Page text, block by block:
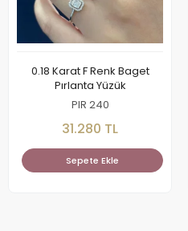
0.18 Karat F Renk Baget
Pırlanta Yüzük
PIR 240
31.280 TL
Sepete Ekle